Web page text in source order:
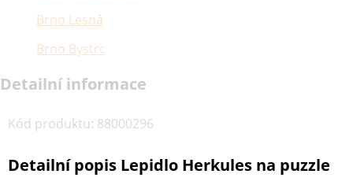
Brno Lesná
Brno Bystrc
Detailní informace
Kód produktu: 88000296
Detailní popis Lepidlo Herkules na puzzle